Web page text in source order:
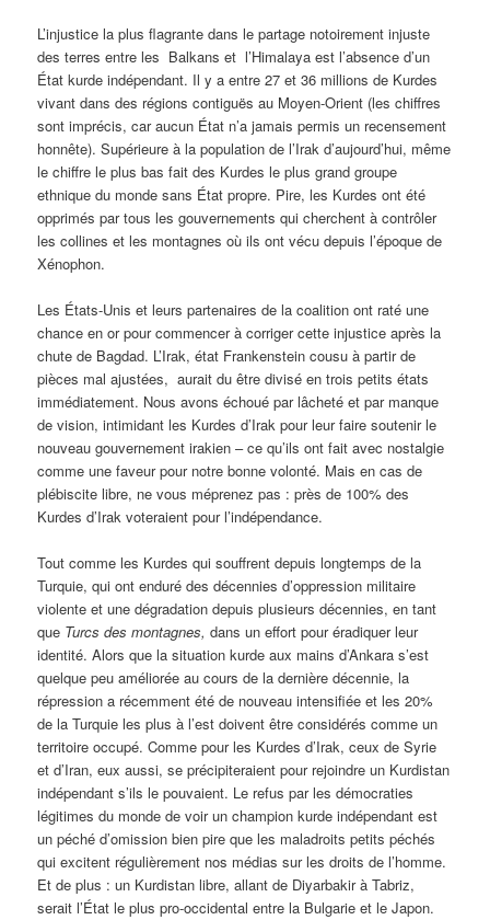
L’injustice la plus flagrante dans le partage notoirement injuste
des terres entre les Balkans et l’Himalaya est l’absence d’un
État kurde indépendant. Il y a entre 27 et 36 millions de Kurdes
vivant dans des régions contiguës au Moyen-Orient (les chiffres
sont imprécis, car aucun État n’a jamais permis un recensement
honnête). Supérieure à la population de l’Irak d’aujourd’hui, même
le chiffre le plus bas fait des Kurdes le plus grand groupe
ethnique du monde sans État propre. Pire, les Kurdes ont été
opprimés par tous les gouvernements qui cherchent à contrôler
les collines et les montagnes où ils ont vécu depuis l’époque de
Xénophon.
Les États-Unis et leurs partenaires de la coalition ont raté une
chance en or pour commencer à corriger cette injustice après la
chute de Bagdad. L’Irak, état Frankenstein cousu à partir de
pièces mal ajustées, aurait du être divisé en trois petits états
immédiatement. Nous avons échoué par lâcheté et par manque
de vision, intimidant les Kurdes d’Irak pour leur faire soutenir le
nouveau gouvernement irakien – ce qu’ils ont fait avec nostalgie
comme une faveur pour notre bonne volonté. Mais en cas de
plébiscite libre, ne vous méprenez pas : près de 100% des
Kurdes d’Irak voteraient pour l’indépendance.
Tout comme les Kurdes qui souffrent depuis longtemps de la
Turquie, qui ont enduré des décennies d’oppression militaire
violente et une dégradation depuis plusieurs décennies, en tant
que Turcs des montagnes,dans un effort pour éradiquer leur
identité. Alors que la situation kurde aux mains d’Ankara s’est
quelque peu améliorée au cours de la dernière décennie, la
répression a récemment été de nouveau intensifiée et les 20%
de la Turquie les plus à l’est doivent être considérés comme un
territoire occupé. Comme pour les Kurdes d’Irak, ceux de Syrie
et d’Iran, eux aussi, se précipiteraient pour rejoindre un Kurdistan
indépendant s’ils le pouvaient. Le refus par les démocraties
légitimes du monde de voir un champion kurde indépendant est
un péché d’omission bien pire que les maladroits petits péchés
qui excitent régulièrement nos médias sur les droits de l’homme.
Et de plus : un Kurdistan libre, allant de Diyarbakir à Tabriz,
serait l’État le plus pro-occidental entre la Bulgarie et le Japon.